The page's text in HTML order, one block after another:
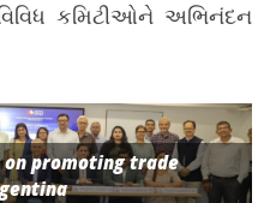
કમિટીઓને અભિનંદન
on promoting trade